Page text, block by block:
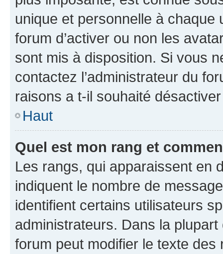
unique et personnelle à chaque
forum d’activer ou non les
sont mis à disposition. Si vous
contactez l’administrateur du
raisons a t-il souhaité
Haut
Quel est mon rang et
Les rangs, qui apparaissent en
indiquent le nombre de
identifient certains utilisateurs
administrateurs. Dans la
forum peut modifier le texte